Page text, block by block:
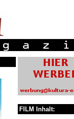
FILM Inhalt: